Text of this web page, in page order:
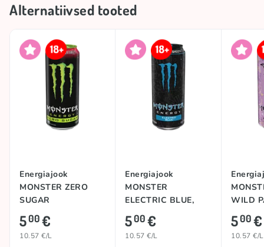
Alternatiivsed tooted
Energiajook
MONSTER ZERO
SUGAR
(STRAWBERRY
SHOT), 473ml
500€
10.57 €/L
Energiajook
MONSTER
ELECTRIC BLUE,
473ml
500€
10.57 €/L
WILD
473ml
500€
10.57 €/L